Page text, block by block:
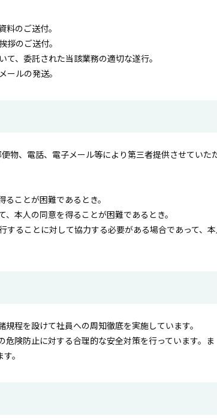
のご送付。
拶のご送付。
、委託された当該業務の適切な遂行。
ールの発送。
物、電話、電子メール等により第三者提供させていた
ことが困難であるとき。
本人の同意を得ることが困難であるとき。
することに対して協力する必要がある場合であって、
程を設けて社員への周知徹底を実施しています。
危険防止に対する合理的な安全対策を行っています。ま
。